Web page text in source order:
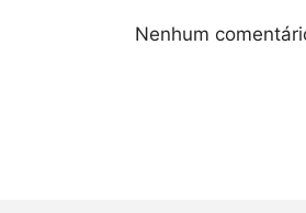
Nenhum